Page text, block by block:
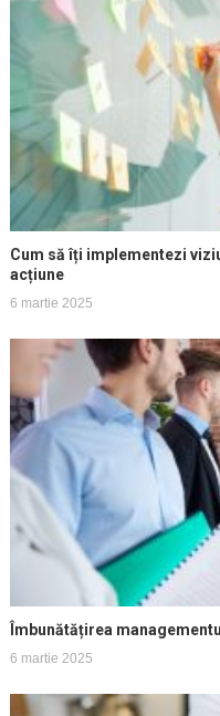
Cum să îți implementezi
acțiune
6 martie 2025
Îmbunătățirea
6 martie 2025